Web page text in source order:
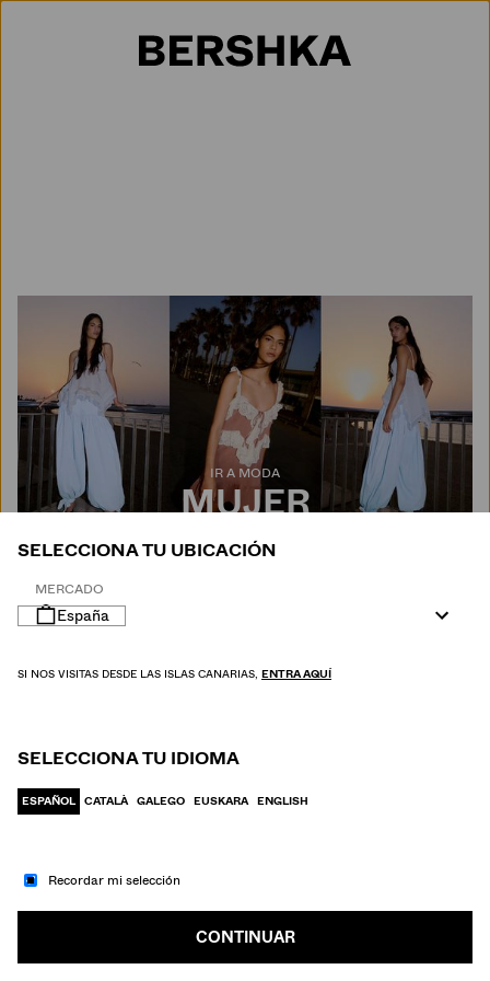
Selección de país
IR A MODA
MUJER
HOMBRE
SELECCIONA TU UBICACIÓN
MERCADO
España
SI NOS VISITAS DESDE LAS ISLAS CANARIAS, ENTRA AQUÍ
SELECCIONA TU IDIOMA
ESPAÑOL CATALÀ GALEGO EUSKARA ENGLISH
Recordar mi selección
CONTINUAR